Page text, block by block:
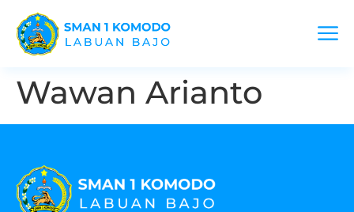
Wawan Arianto